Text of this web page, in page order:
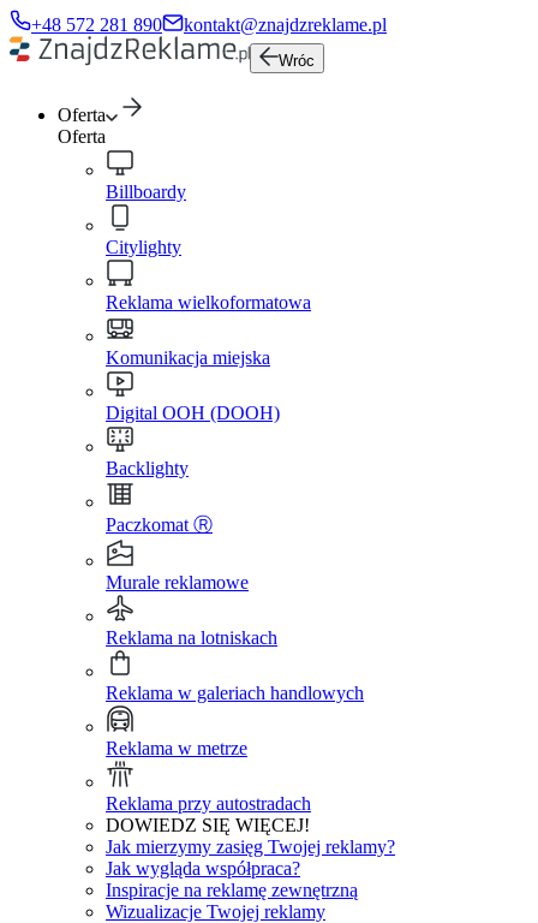
+48 572 281 890 kontakt@znajdzreklame.pl
Wróc
Oferta
Oferta
Billboardy
Citylighty
Reklama wielkoformatowa
Komunikacja miejska
Digital OOH (DOOH)
Backlighty
Paczkomat Ⓡ
Murale reklamowe
Reklama na lotniskach
Reklama w galeriach handlowych
Reklama w metrze
Reklama przy autostradach
DOWIEDZ SIĘ WIĘCEJ!
Jak mierzymy zasięg Twojej reklamy?
Jak wygląda współpraca?
Inspiracje na reklamę zewnętrzną
Wizualizacje Twojej reklamy